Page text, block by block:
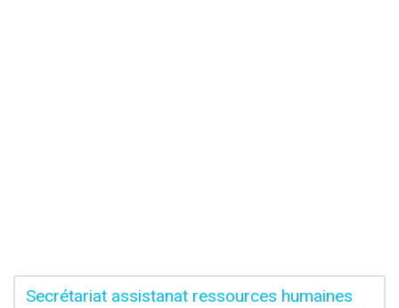
Secrétariat assistanat ressources humaines